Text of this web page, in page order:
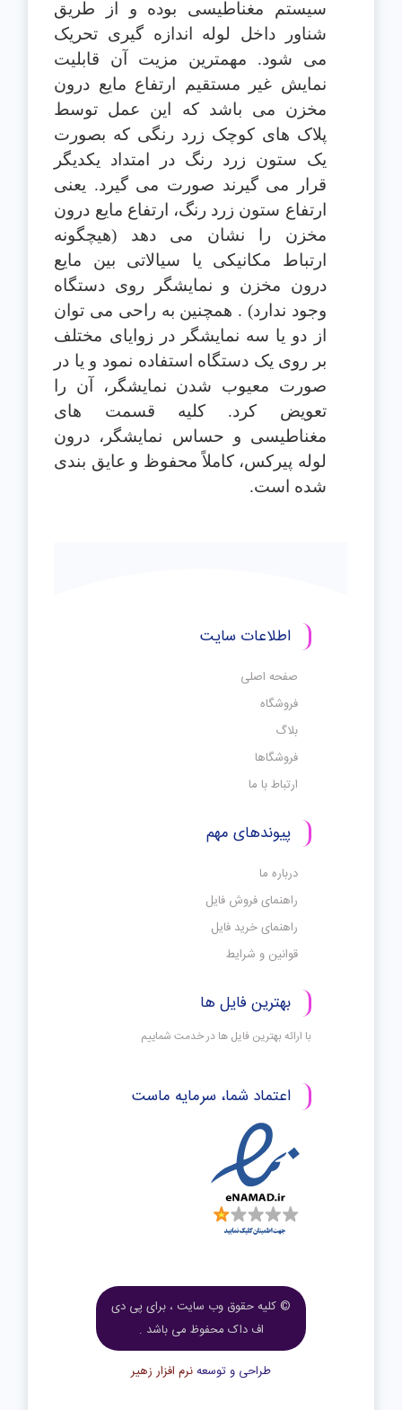
سیستم مغناطیسی بوده و از طریق
شناور داخل لوله اندازه گیری تحریک
می شود. مهمترین مزیت آن قابلیت
نمایش غیر مستقیم ارتفاع مایع درون
مخزن می باشد که این عمل توسط
پلاک های کوچک زرد رنگی که بصورت
یک ستون زرد رنگ در امتداد یکدیگر
قرار می گیرند صورت می گیرد. یعنی
ارتفاع ستون زرد رنگ، ارتفاع مایع درون
مخزن را نشان می دهد (هیچگونه
ارتباط مکانیکی یا سیالاتی بین مایع
درون مخزن و نمایشگر روی دستگاه
وجود ندارد) . همچنین به راحی می توان
از دو یا سه نمایشگر در زوایای مختلف
بر روی یک دستگاه استفاده نمود و یا در
صورت معیوب شدن نمایشگر، آن را
تعویض کرد. کلیه قسمت های
مغناطیسی و حساس نمایشگر، درون
لوله پیرکس، کاملاً محفوظ و عایق بندی
شده است.
اطلاعات سایت
صفحه اصلی
فروشگاه
بلاگ
فروشگاها
ارتباط با ما
پیوندهای مهم
درباره ما
راهنمای فروش فایل
راهنمای خرید فایل
قوانین و شرایط
بهترین فایل ها
با ارائه بهترین فایل ها در خدمت شماییم
اعتماد شما، سرمایه ماست
© کلیه حقوق وب سایت ، برای پی دی
اف داک محفوظ می باشد .
طراحی و توسعهنرم افزار زهیر